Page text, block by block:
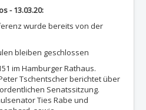
- 13.03.20:
wurde bereits von der
bleiben geschlossen
im Hamburger Rathaus.
Tschentscher berichtet über
Senatssitzung.
Ties Rabe und